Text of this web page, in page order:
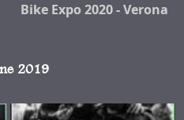
Bike Expo 2020 - Verona
2019